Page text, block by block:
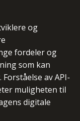
og
fordeler og
som kan
av API-
muligheten til
digitale